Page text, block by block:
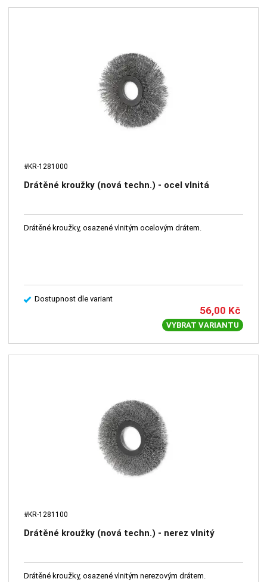
#KR-1281000
Drátěné kroužky (nová techn.) - ocel vlnitá
Drátěné kroužky, osazené vlnitým ocelovým drátem.
Dostupnost dle variant
56,00 Kč
VYBRAT VARIANTU
#KR-1281100
Drátěné kroužky (nová techn.) - nerez vlnitý
Drátěné kroužky, osazené vlnitým nerezovým drátem.